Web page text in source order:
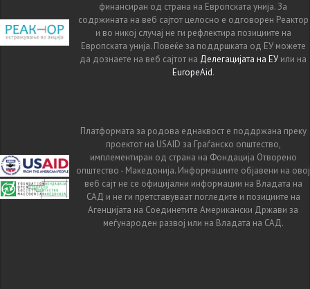
финансиран од страна на Европската унија. За
содржината на веб сајтот целосно е одговорен Реактор
и во никој случај не ги рефлектира позициите на
Европската унија. Повеќе за поддршката од ЕУ можете
да дознаете на веб сајтот на Делегацијата на ЕУ или на
EuropeAid.
Платформата за родова еднаквост е поддржана преку
проектот на USAID за Граѓанско општество,
имплементиран од страна на Фондација Отворено
општество - Македонија. Информациите објавени на овој
веб сајт не се официјални информации на Владата на
САД и не ги претставуваат погледите и позициите на
Агенцијата на Соединетите Американски Држави за
меѓународен развој или на Владата на САД.